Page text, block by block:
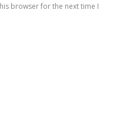
browser for the next time I